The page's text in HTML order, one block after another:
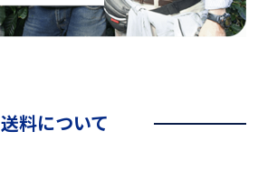
送料について